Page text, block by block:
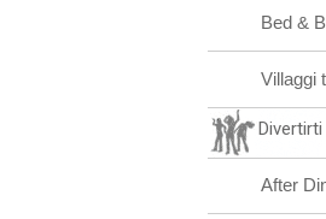
Bed &
Villaggi
Divertirti
After